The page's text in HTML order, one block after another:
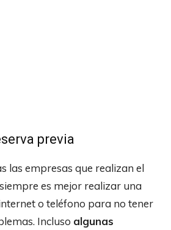
previa
las empresas que realizan el
es mejor realizar una
o teléfono para no tener
Incluso algunas